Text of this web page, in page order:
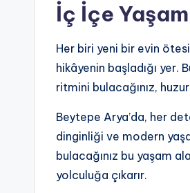
İç İçe
Her biri yeni bir evin
hikâyenin başladığı
ritmini bulacağınız,
Beytepe Arya’da, her
dinginliği ve modern
bulacağınız bu yaşam
yolculuğa çıkarır.